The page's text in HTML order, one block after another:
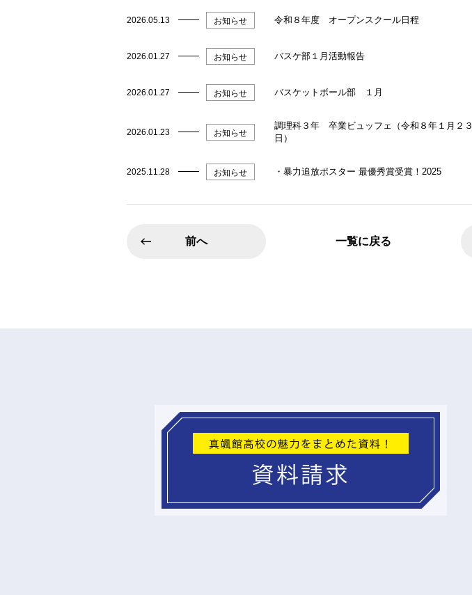
2026.05.13 お知らせ 令和８年度 オープンスクール日程
2026.01.27 お知らせ バスケ部１月活動報告
2026.01.27 お知らせ バスケットボール部 １月
2026.01.23 お知らせ
調理科３年 卒業ビュッフェ（令和８年１月２３
日）
2025.11.28 お知らせ ・暴力追放ポスター 最優秀賞受賞！2025
前へ 一覧に戻る